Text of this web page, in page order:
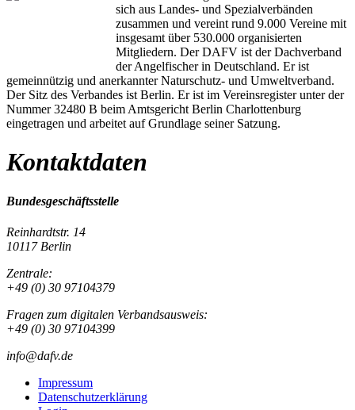
sich aus Landes- und Spezialverbänden
zusammen und vereint rund 9.000 Vereine mit
insgesamt über 530.000 organisierten
Mitgliedern. Der DAFV ist der Dachverband
der Angelfischer in Deutschland. Er ist
gemeinnützig und anerkannter Naturschutz- und Umweltverband.
Der Sitz des Verbandes ist Berlin. Er ist im Vereinsregister unter der
Nummer 32480 B beim Amtsgericht Berlin Charlottenburg
eingetragen und arbeitet auf Grundlage seiner Satzung.
Kontaktdaten
Bundesgeschäftsstelle
Reinhardtstr. 14
10117 Berlin
Zentrale:
+49 (0) 30 97104379
Fragen zum digitalen Verbandsausweis:
+49 (0) 30 97104399
info@dafv.de
Impressum
Datenschutzerklärung